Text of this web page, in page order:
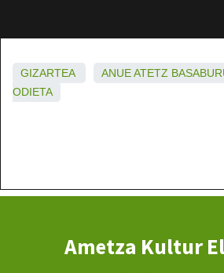
GIZARTEA ANUEATETZ
ODIETA
Ametza Kultur